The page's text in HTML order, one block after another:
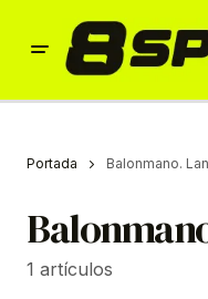
Portada Balonmano.
1 artículos